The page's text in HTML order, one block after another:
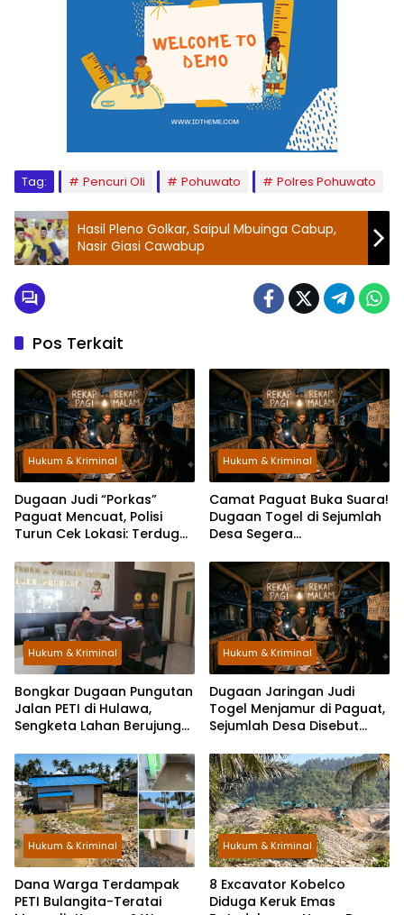
Tag: Pencuri Oli Pohuwato Polres Pohuwato
Hasil Pleno Golkar, Saipul Mbuinga Cabup,
Nasir Giasi Cawabup
Pos Terkait
Hukum & Kriminal
Dugaan Judi “Porkas”
Paguat Mencuat, Polisi
Turun Cek Lokasi: Terduga
Hukum & Kriminal
Camat Paguat Buka Suara!
Dugaan Togel di Sejumlah
Desa Segera
Hukum & Kriminal
Bongkar Dugaan Pungutan
Jalan PETI di Hulawa,
Sengketa Lahan Berujung
Hukum & Kriminal
Dugaan Jaringan Judi
Togel Menjamur di Paguat,
Sejumlah Desa Disebut
Hukum & Kriminal
Dana Warga Terdampak
PETI Bulangita-Teratai
Hukum & Kriminal
8 Excavator Kobelco
Diduga Keruk Emas